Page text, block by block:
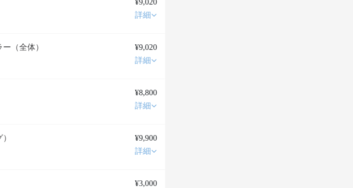
¥9,020
詳細
（全体）
¥9,020
詳細
¥8,800
詳細
¥9,900
詳細
¥3,000